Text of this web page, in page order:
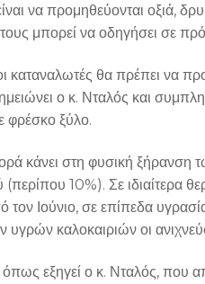
να προμηθεύονται οξιά,
μπορεί να οδηγήσει σε
καταναλωτές θα πρέπει να
ο κ. Νταλός και
φρέσκο ξύλο.
κάνει στη φυσική
10%). Σε ιδιαίτερα
τον Ιούνιο, σε επίπεδα
καλοκαιριών οι
εξηγεί ο κ. Νταλός, που